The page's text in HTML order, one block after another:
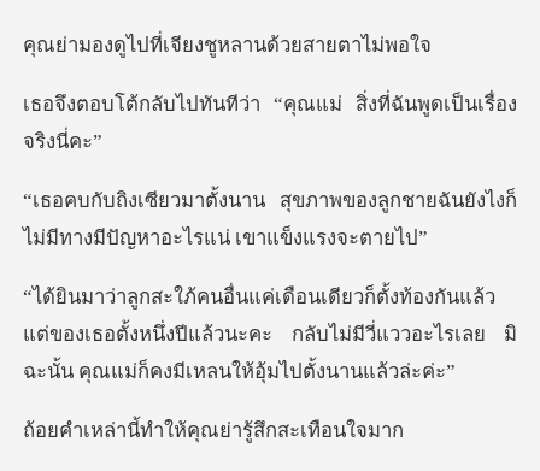
ี่เจียงชูหลานด
ีว่า “คุณแม่ สิ่งที่ฉั
าพของลูกชายฉันยังไงก็
ไม่มีทางมี
ล้ว
แต่ของเธอตั้งหนึ่งปีแล้วนะคะ กลับไม่มีวี่แววอะไรเ
ทำให้คุณย่ารู้